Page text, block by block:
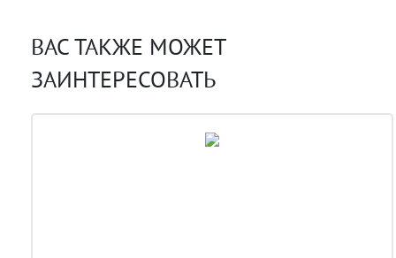
ВАС ТАКЖЕ МОЖЕТ
ЗАИНТЕРЕСОВАТЬ